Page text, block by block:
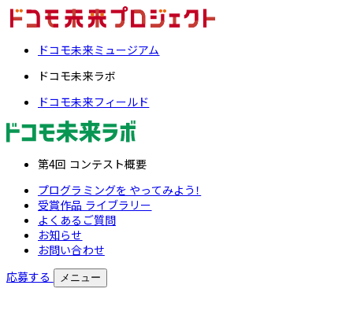
ドコモ未来ミュージアム
ドコモ未来ラボ
ドコモ未来フィールド
第4回 コンテスト概要
プログラミングを やってみよう！
受賞作品 ライブラリー
よくあるご質問
お知らせ
お問い合わせ
応募する
メニュー